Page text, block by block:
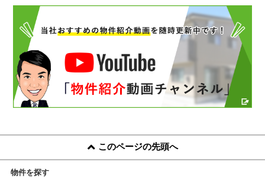
このページの先頭へ
物件を探す